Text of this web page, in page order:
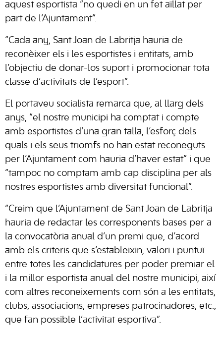
aquest esportista “no quedi en un fet aïllat per
part de l’Ajuntament”.
“Cada any, Sant Joan de Labritja hauria de
reconèixer els i les esportistes i entitats, amb
l’objectiu de donar-los suport i promocionar tota
classe d’activitats de l’esport”.
El portaveu socialista remarca que, al llarg dels
anys, “el nostre municipi ha comptat i compte
amb esportistes d’una gran talla, l’esforç dels
quals i els seus triomfs no han estat reconeguts
per l’Ajuntament com hauria d’haver estat” i que
“tampoc no comptam amb cap disciplina per als
nostres esportistes amb diversitat funcional”.
“Creim que l’Ajuntament de Sant Joan de Labritja
hauria de redactar les corresponents bases per a
la convocatòria anual d’un premi que, d’acord
amb els criteris que s’estableixin, valori i puntuï
entre totes les candidatures per poder premiar el
i la millor esportista anual del nostre municipi, així
com altres reconeixements com són a les entitats,
clubs, associacions, empreses patrocinadores, etc.,
que fan possible l’activitat esportiva”.